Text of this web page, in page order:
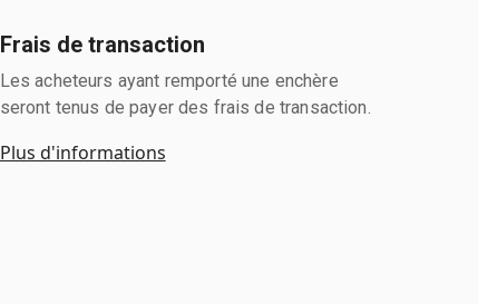
Frais de transaction
Les acheteurs ayant remporté une enchère
seront tenus de payer des frais de transaction.
Plus d'informations